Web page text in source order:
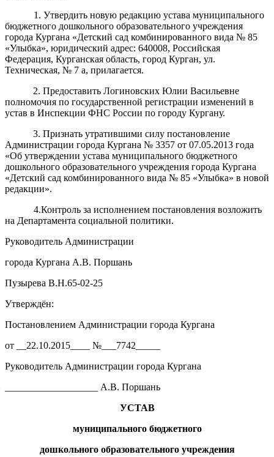
1. Утвердить новую редакцию устава муниципального
бюджетного дошкольного образовательного учреждения
города Кургана «Детский сад комбинированного вида № 85
«Улыбка», юридический адрес: 640008, Российская
Федерация, Курганская область, город Курган, ул.
Техническая, № 7 а, прилагается.
2. Предоставить Логиновских Юлии Васильевне
полномочия по государственной регистрации изменений в
устав в Инспекции ФНС России по городу Кургану.
3. Признать утратившими силу постановление
Администрации города Кургана № 3357 от 07.05.2013 года
«Об утверждении устава муниципального бюджетного
дошкольного образовательного учреждения города Кургана
«Детский сад комбинированного вида № 85 «Улыбка» в новой
редакции».
4.Контроль за исполнением постановления возложить
на Департамента социальной политики.
Руководитель Администрации
города Кургана А.В. Поршань
Пузырева В.Н.65-02-25
Утверждён:
Постановлением Администрации города Кургана
от __22.10.2015____ №___7742_____
Руководитель Администрации города Кургана
___________________ А.В. Поршань
УСТАВ
муниципального бюджетного
дошкольного образовательного учреждения